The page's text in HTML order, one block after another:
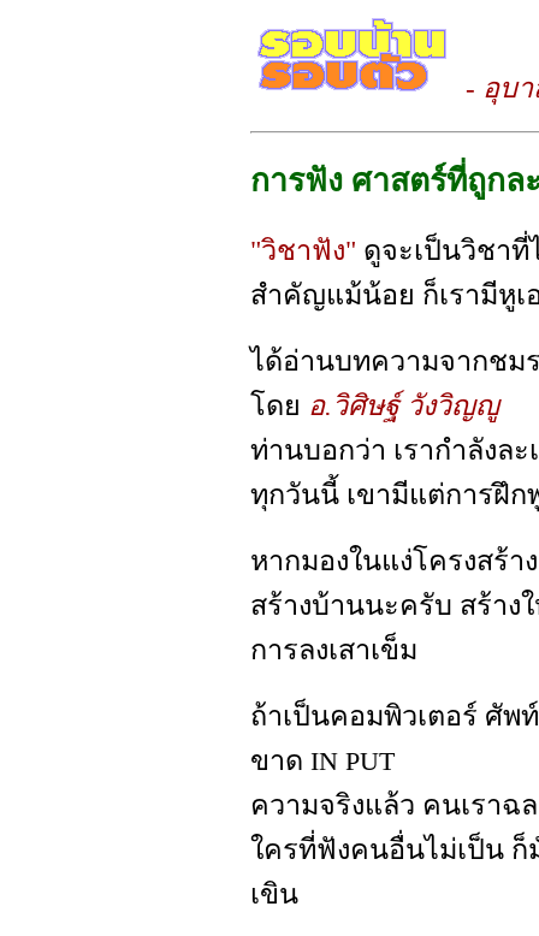
- อุบ
การฟัง ศาสตร์ที่ถูกล
"วิชาฟัง" ดูจะเป็นวิชา
สำคัญแม้น้อย ก็เรามีหูเ
ได้อ่านบทความจากชม
โดย อ.วิศิษฐ์ วังวิญญู
ท่านบอกว่า เรากำลังละ
ทุกวันนี้ เขามีแต่การฝึก
หากมองในแง่โครงสร้า
สร้างบ้านนะครับ สร้าง
การลงเสาเข็ม
ถ้าเป็นคอมพิวเตอร์ ศั
ขาด IN PUT
ความจริงแล้ว คนเราฉ
ใครที่ฟังคนอื่นไม่เป็น
เขิน